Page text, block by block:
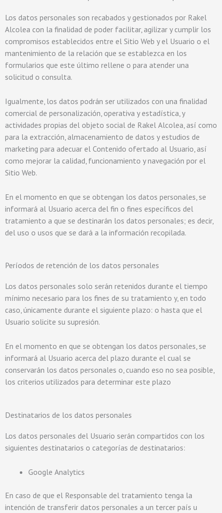
Los datos personales son recabados y gestionados por Rakel
Alcolea con la finalidad de poder facilitar, agilizar y cumplir los
compromisos establecidos entre el Sitio Web y el Usuario o el
mantenimiento de la relación que se establezca en los
formularios que este último rellene o para atender una
solicitud o consulta.
Igualmente, los datos podrán ser utilizados con una finalidad
comercial de personalización, operativa y estadística, y
actividades propias del objeto social de Rakel Alcolea, así como
para la extracción, almacenamiento de datos y estudios de
marketing para adecuar el Contenido ofertado al Usuario, así
como mejorar la calidad, funcionamiento y navegación por el
Sitio Web.
En el momento en que se obtengan los datos personales, se
informará al Usuario acerca del fin o fines específicos del
tratamiento a que se destinarán los datos personales; es decir,
del uso o usos que se dará a la información recopilada.
Períodos de retención de los datos personales
Los datos personales solo serán retenidos durante el tiempo
mínimo necesario para los fines de su tratamiento y, en todo
caso, únicamente durante el siguiente plazo: o hasta que el
Usuario solicite su supresión.
En el momento en que se obtengan los datos personales, se
informará al Usuario acerca del plazo durante el cual se
conservarán los datos personales o, cuando eso no sea posible,
los criterios utilizados para determinar este plazo
Destinatarios de los datos personales
Los datos personales del Usuario serán compartidos con los
siguientes destinatarios o categorías de destinatarios:
Google Analytics
En caso de que el Responsable del tratamiento tenga la
intención de transferir datos personales a un tercer país u